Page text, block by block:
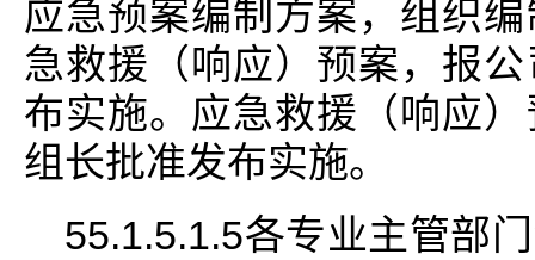
应急预案编制方案，组织
急救援（响应）预案，报
布实施。应急救援（响应
组长批准发布实施。
55.1.5.1.5各专业主管部